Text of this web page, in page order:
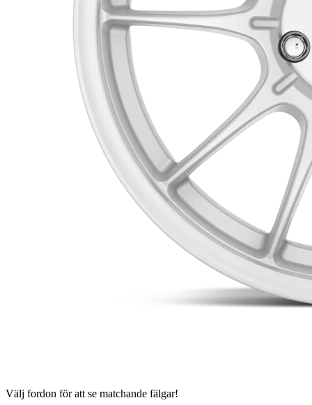
Välj fordon för att se matchande fälgar!